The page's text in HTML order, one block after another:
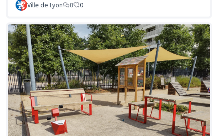
Ville de Lyon 0 0